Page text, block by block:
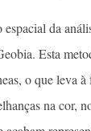
da
Esta
o que leva
na cor,